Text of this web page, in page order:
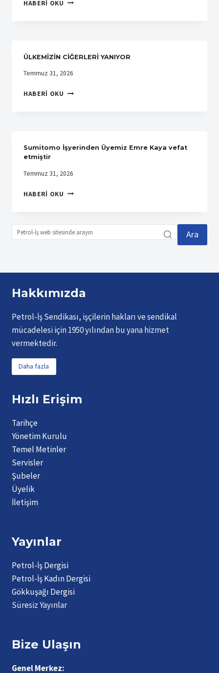
HABERI OKU
YIL
DÖNÜMÜNÜ
YENI
MERKEZ
ÜLKEMİZİN CİĞERLERİ YANIYOR
Temmuz 31, 2026
HABERI OKU ÜLKEMİZİN
Sumitomo İşyerinden Üyemiz Emre Kaya vefat
etmiştir
Temmuz 31, 2026
HABERI OKU SUMITOMO
KAYA
Ara
Hakkımızda
Petrol-İş Sendikası, işçilerin hakları ve sendikal
mücadelesi için 1950 yılından bu yana hizmet
vermektedir.
Daha fazla
Hızlı Erişim
Tarihçe
Yönetim Kurulu
Temel Metinler
Servisler
Şubeler
Üyelik
İletişim
Yayınlar
Petrol-İş Dergisi
Petrol-İş Kadın Dergisi
Gökkuşağı Dergisi
Süresiz Yayınlar
Bize Ulaşın
Genel Merkez: